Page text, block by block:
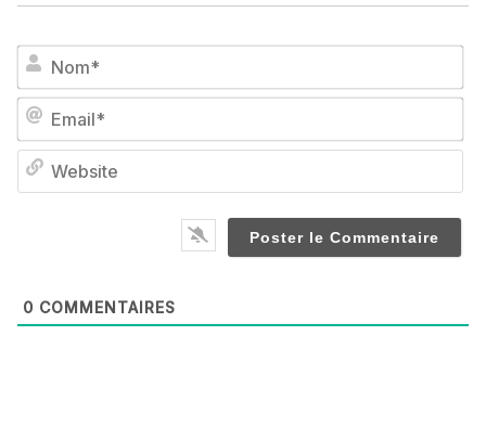
0 COMMENTAIRES